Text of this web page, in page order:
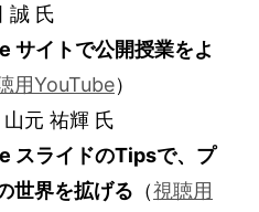
誠 氏
サイトで公開授業をよ
用YouTube）
元 祐輝 氏
スライドのTipsで、プ
世界を拡げる （視聴用